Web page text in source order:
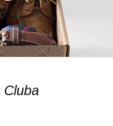
Cluba